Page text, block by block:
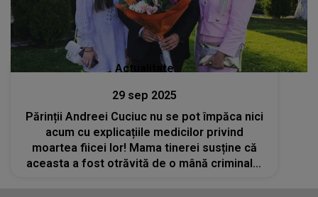
Actualitate
29 sep 2025
Părinții Andreei Cuciuc nu se pot împăca nici
acum cu explicațiile medicilor privind
moartea fiicei lor! Mama tinerei susține că
aceasta a fost otrăvită de o mână criminală.